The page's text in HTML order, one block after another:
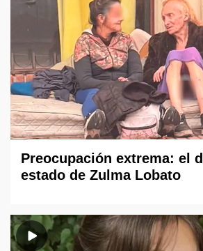
Preocupación extrema: el
estado de Zulma Lobato